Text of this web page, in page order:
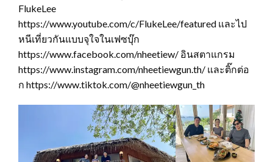
FlukeLee
https://www.youtube.com/c/FlukeLee/featured และไป
หนีเที่ยวกันแบบจุใจในเฟซบุ๊ก
https://www.facebook.com/nheetiew/ อินสตาแกรม
https://www.instagram.com/nheetiewgun.th/ และติ๊กต่อ
ก https://www.tiktok.com/@nheetiewgun_th